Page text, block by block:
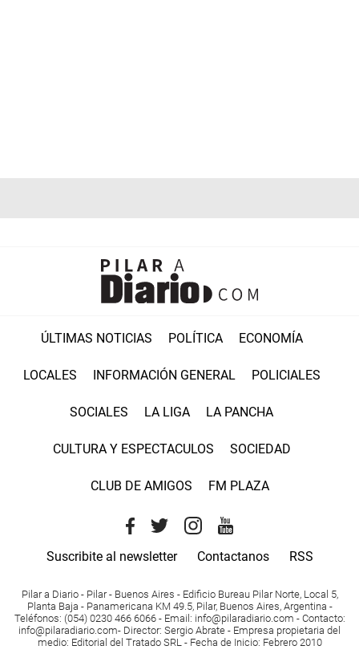
ÚLTIMAS NOTICIAS POLÍTICA ECONOMÍA
LOCALES INFORMACIÓN GENERAL POLICIALES
SOCIALES LA LIGA LA PANCHA
CULTURA Y ESPECTACULOS SOCIEDAD
CLUB DE AMIGOS FM PLAZA
Suscribite al newsletter Contactanos RSS
Pilar a Diario - Pilar - Buenos Aires - Edificio Bureau Pilar Norte, Local 5,
Planta Baja - Panamericana KM 49.5, Pilar, Buenos Aires, Argentina -
Teléfonos: (054) 0230 466 6066 - Email : info@pilaradiario.com - Contacto:
info@pilaradiario.com- Director: Sergio Abrate - Empresa propietaria del
medio: Editorial del Tratado SRL - Fecha de Inicio: Febrero 2010